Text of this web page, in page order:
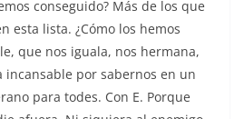
conseguido? Más de los que
esta lista. ¿Cómo los hemos
que nos iguala, nos hermana,
incansable por sabernos en un
para todes. Con E. Porque